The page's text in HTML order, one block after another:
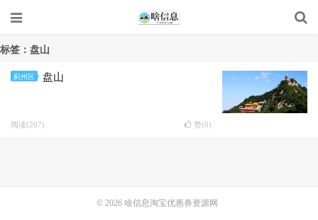
标签：盘山
蓟州区 盘山
阅读(207) 赞(0)
© 2026 啥信息淘宝优惠券资源网